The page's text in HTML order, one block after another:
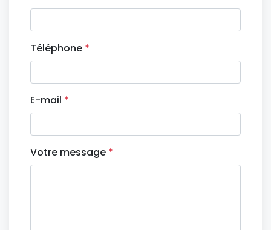
Téléphone *
E-mail *
Votre message *